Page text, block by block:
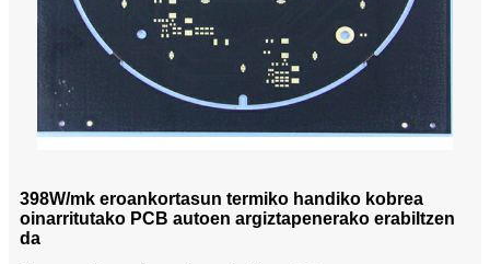
398W/mk eroankortasun termiko handiko kobrea
oinarritutako PCB autoen argiztapenerako erabiltzen
da